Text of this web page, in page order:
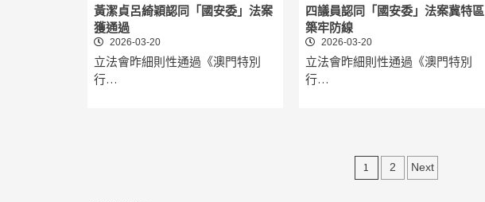
黃潔貞呂綺穎認同「國安委」法案
獲通過
2026-03-20
立法會昨細則性通過《澳門特別
行…
四議員認同「國安委」法案冀特區
築牢防線
2026-03-20
立法會昨細則性通過《澳門特別
行…
文
1 2 Next